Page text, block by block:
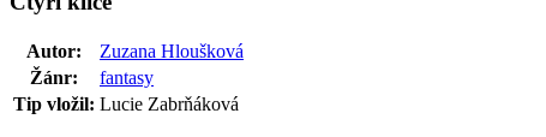
Autor:
Zuzana Hloušková
Žánr:
fantasy
Tip vložil: Lucie Zabrňáková